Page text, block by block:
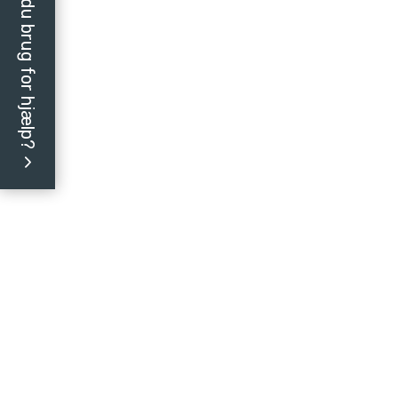
Har du brug for hjælp?